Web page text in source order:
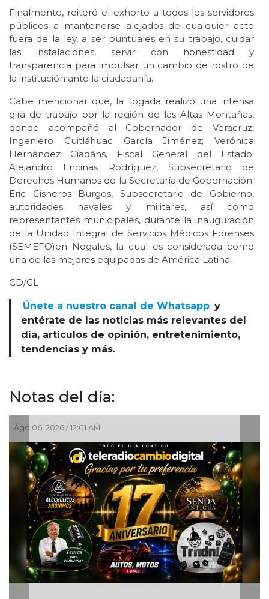
Finalmente, reiteró el exhorto a todos los servidores
públicos a mantenerse alejados de cualquier acto
fuera de la ley, a ser puntuales en su trabajo, cuidar
las instalaciones, servir con honestidad y
transparencia para impulsar un cambio de rostro de
la institución ante la ciudadanía.
Cabe mencionar que, la togada realizó una intensa
gira de trabajo por la región de las Altas Montañas,
donde acompañó al Gobernador de Veracruz,
Ingeniero Cuitláhuac García Jiménez; Verónica
Hernández Giadáns, Fiscal General del Estado;
Alejandro Encinas Rodríguez, Subsecretario de
Derechos Humanos de la Secretaría de Gobernación;
Eric Cisneros Burgos, Subsecretario de Gobierno,
autoridades navales y militares, así como
representantes municipales, durante la inauguración
de la Unidad Integral de Servicios Médicos Forenses
(SEMEFO)en Nogales, la cual es considerada como
una de las mejores equipadas de América Latina.
CD/GL
Únete a nuestro canal de Whatsapp y
entérate de las noticias más relevantes del
día, artículos de opinión, entretenimiento,
tendencias y más.
Notas del día: